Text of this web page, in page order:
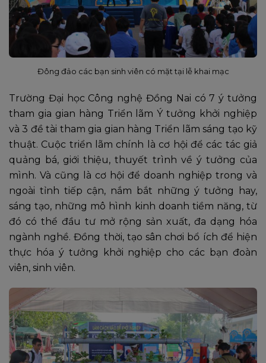
Đông đảo các bạn sinh viên có mặt tại lễ khai mạc
Trường Đại học Công nghệ Đồng Nai có 7 ý tưởng
tham gia gian hàng Triển lãm Ý tưởng khởi nghiệp
và 3 đề tài tham gia gian hàng Triển lãm sáng tạo kỹ
thuật. Cuộc triển lãm chính là cơ hội để các tác giả
quảng bá, giới thiệu, thuyết trình về ý tưởng của
mình. Và cũng là cơ hội để doanh nghiệp trong và
ngoài tỉnh tiếp cận, nắm bắt những ý tưởng hay,
sáng tạo, những mô hình kinh doanh tiềm năng, từ
đó có thể đầu tư mở rộng sản xuất, đa dạng hóa
ngành nghề. Đồng thời, tạo sân chơi bổ ích để hiện
thực hóa ý tưởng khởi nghiệp cho các bạn đoàn
viên, sinh viên.